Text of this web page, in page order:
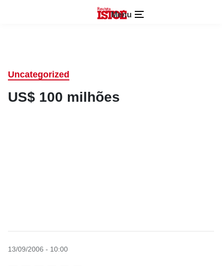
Menu
Uncategorized
US$ 100 milhões
13/09/2006 - 10:00